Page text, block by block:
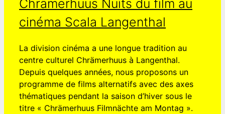
Chrämerhuus Nuits du film au
cinéma Scala Langenthal
La division cinéma a une longue tradition au
centre culturel Chrämerhuus à Langenthal.
Depuis quelques années, nous proposons un
programme de films alternatifs avec des axes
thématiques pendant la saison d’hiver sous le
titre « Chrämerhuus Filmnächte am Montag ».